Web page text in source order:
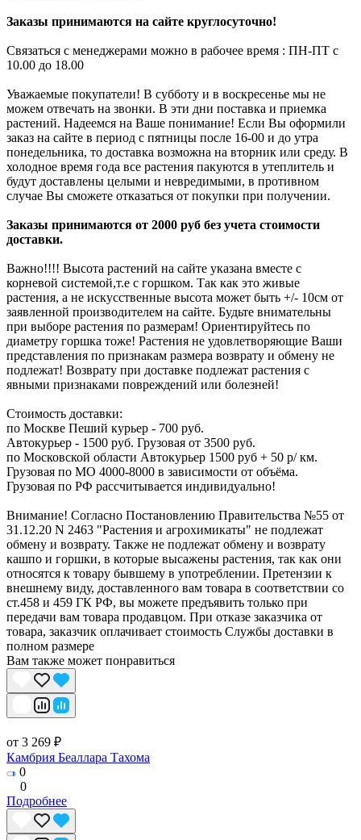
Заказы принимаются на сайте круглосуточно!
Связаться с менеджерами можно в рабочее время : ПН-ПТ с
10.00 до 18.00
Уважаемые покупатели! В субботу и в воскресенье мы не
можем отвечать на звонки. В эти дни поставка и приемка
растений. Надеемся на Ваше понимание! Если Вы оформили
заказ на сайте в период с пятницы после 16-00 и до утра
понедельника, то доставка возможна на вторник или среду. В
холодное время года все растения пакуются в утеплитель и
будут доставлены целыми и невредимыми, в противном
случае Вы сможете отказаться от покупки при получении.
Заказы принимаются от 2000 руб без учета стоимости
доставки.
Важно!!!! Высота растений на сайте указана вместе с
корневой системой,т.е с горшком. Так как это живые
растения, а не искусственные высота может быть +/- 10см от
заявленной производителем на сайте. Будьте внимательны
при выборе растения по размерам! Ориентируйтесь по
диаметру горшка тоже! Растения не удовлетворяющие Ваши
представления по признакам размера возврату и обмену не
подлежат! Возврату при доставке подлежат растения с
явными признаками повреждений или болезней!
Стоимость доставки:
по Москве Пеший курьер - 700 руб.
Автокурьер - 1500 руб. Грузовая от 3500 руб.
по Московской области Автокурьер 1500 руб + 50 р/ км.
Грузовая по МО 4000-8000 в зависимости от объёма.
Грузовая по РФ рассчитывается индивидуально!
Внимание! Согласно Постановлению Правительства №55 от
31.12.20 N 2463 "Растения и агрохимикаты" не подлежат
обмену и возврату. Также не подлежат обмену и возврату
кашпо и горшки, в которые высажены растения, так как они
относятся к товару бывшему в употреблении. Претензии к
внешнему виду, доставленного вам товара в соответствии со
ст.458 и 459 ГК РФ, вы можете предъявить только при
передачи вам товара продавцом. При отказе заказчика от
товара, заказчик оплачивает стоимость Службы доставки в
полном размере
Вам также может понравиться
от 3 269 ₽
Камбрия Беаллара Тахома
0
0
Подробнее